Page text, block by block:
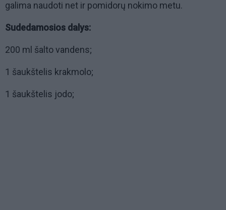
galima naudoti net ir pomidorų nokimo metu.
Sudedamosios dalys:
200 ml šalto vandens;
1 šaukštelis krakmolo;
1 šaukštelis jodo;